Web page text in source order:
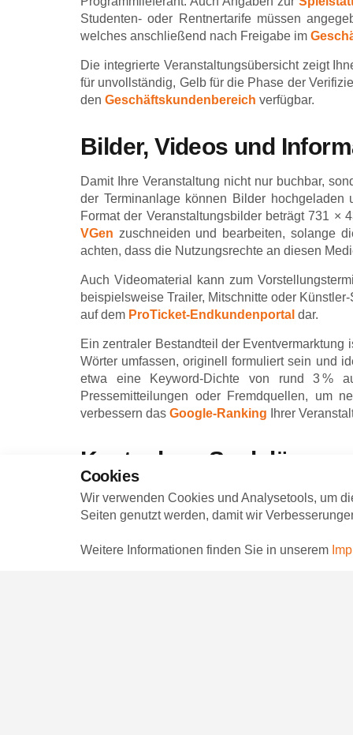
Studenten- oder Rentnertarife müssen
welches anschließend nach Freigabe im
Die integrierte Veranstaltungsübersicht zeigt
für unvollständig, Gelb für die Phase der
den Geschäftskundenbereich verfügbar.
Bilder, Videos und
Damit Ihre Veranstaltung nicht nur buchbar,
der Terminanlage können Bilder
Format der Veranstaltungsbilder beträgt 731
VGen zuschneiden und bearbeiten, solange
achten, dass die Nutzungsrechte an diesen
Auch Videomaterial kann zum
beispielsweise Trailer, Mitschnitte oder
auf dem ProTicket-Endkundenportal dar.
Ein zentraler Bestandteil der
Wörter umfassen, originell formuliert sein und
etwa eine Keyword-Dichte von rund 3 %
Pressemitteilungen oder Fremdquellen, um
verbessern das Google-Ranking Ihrer
Kostenlose Saalpläne
Ein weiterer zentraler Bestandteil der
können Sie entweder einen bestehenden
Kunden später imOnline-Shop , als auch im
Cookies
Wir verwenden Cookies und Analysetools, um
Seiten genutzt werden, damit wir
Weitere Informationen finden Sie in unserem